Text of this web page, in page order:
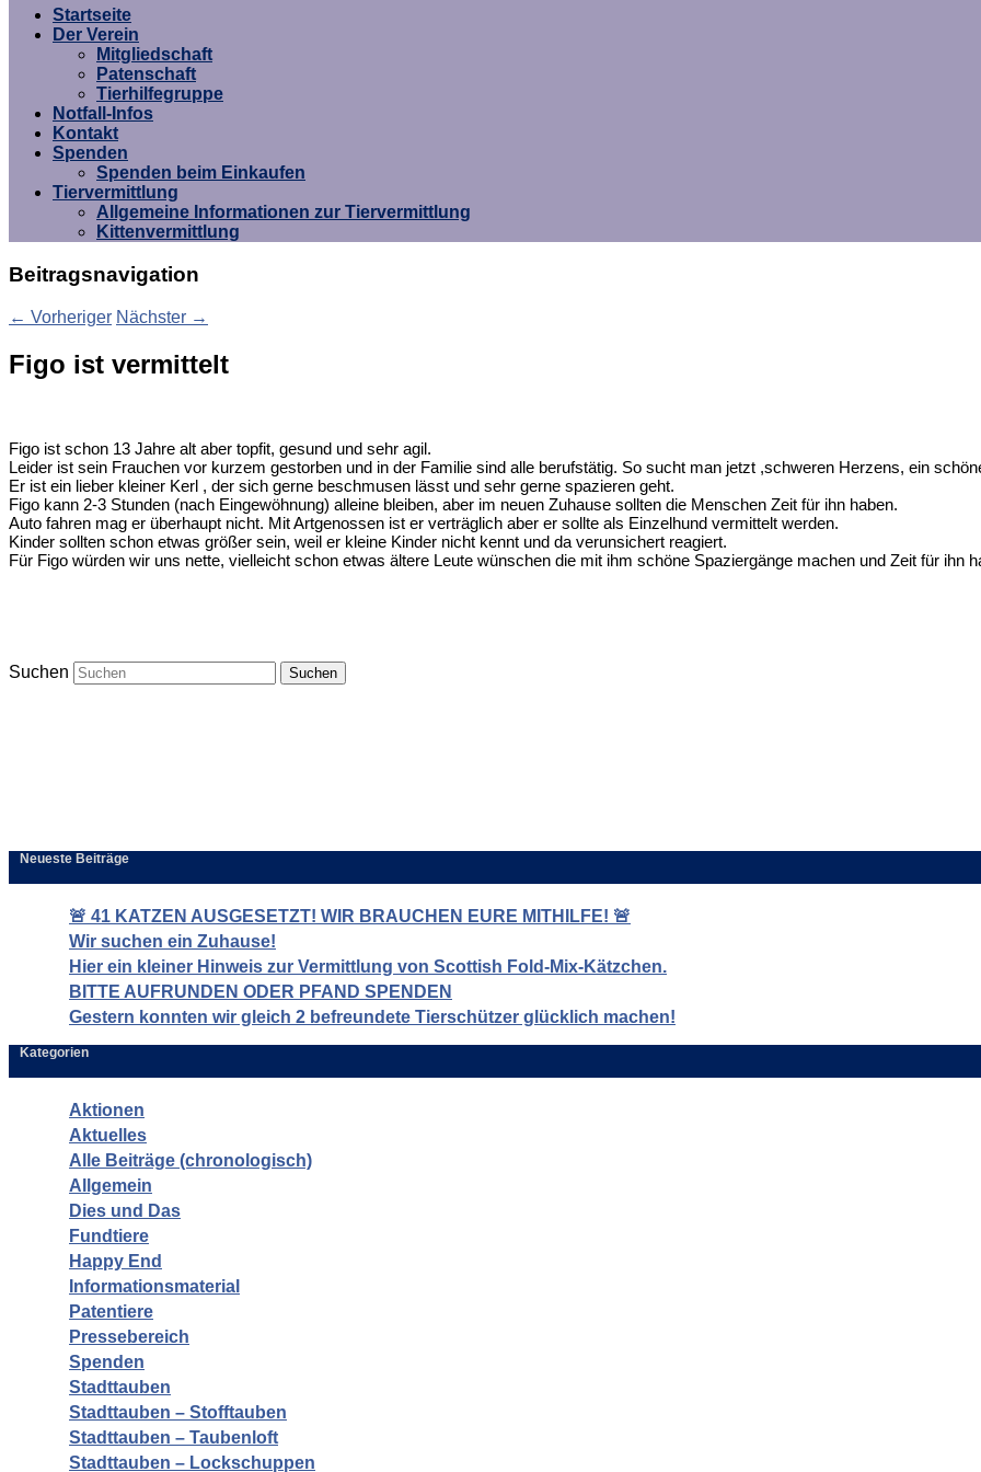
Startseite
Der Verein
Mitgliedschaft
Patenschaft
Tierhilfegruppe
Notfall-Infos
Kontakt
Spenden
Spenden beim Einkaufen
Tiervermittlung
Allgemeine Informationen zur Tiervermittlung
Kittenvermittlung
Beitragsnavigation
← Vorheriger Nächster →
Figo ist vermittelt
Figo ist schon 13 Jahre alt aber topfit, gesund und sehr agil.
Leider ist sein Frauchen vor kurzem gestorben und in der Familie sind alle berufstätig. So sucht man jetzt ,schweren Herzens, ein
Er ist ein lieber kleiner Kerl , der sich gerne beschmusen lässt und sehr gerne spazieren geht.
Figo kann 2-3 Stunden (nach Eingewöhnung) alleine bleiben, aber im neuen Zuhause sollten die Menschen Zeit für ihn haben.
Auto fahren mag er überhaupt nicht. Mit Artgenossen ist er verträglich aber er sollte als Einzelhund vermittelt werden.
Kinder sollten schon etwas größer sein, weil er kleine Kinder nicht kennt und da verunsichert reagiert.
Für Figo würden wir uns nette, vielleicht schon etwas ältere Leute wünschen die mit ihm schöne Spaziergänge machen und Zeit für ihn
Suchen
Neueste Beiträge
🚨 41 KATZEN AUSGESETZT! WIR BRAUCHEN EURE MITHILFE! 🚨
Wir suchen ein Zuhause!
Hier ein kleiner Hinweis zur Vermittlung von Scottish Fold-Mix-Kätzchen.
BITTE AUFRUNDEN ODER PFAND SPENDEN
Gestern konnten wir gleich 2 befreundete Tierschützer glücklich machen!
Kategorien
Aktionen
Aktuelles
Alle Beiträge (chronologisch)
Allgemein
Dies und Das
Fundtiere
Happy End
Informationsmaterial
Patentiere
Pressebereich
Spenden
Stadttauben
Stadttauben – Stofftauben
Stadttauben – Taubenloft
Stadttauben – Lockschuppen